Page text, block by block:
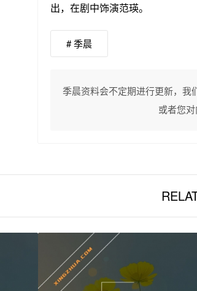
出，在剧中饰演范瑛。
# 季晨
季晨资料会不定期进行更新，我
或者您